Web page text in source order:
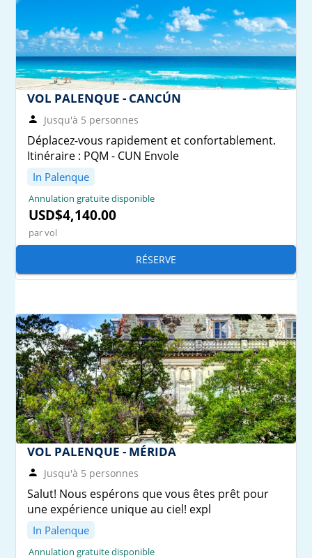
VOL PALENQUE - CANCÚN
Jusqu'à 5 personnes
Déplacez-vous rapidement et confortablement.
Itinéraire : PQM - CUN Envole
In Palenque
Annulation gratuite disponible
USD$4,140.00
par vol
RÉSERVE
VOL PALENQUE - MÉRIDA
Jusqu'à 5 personnes
Salut! Nous espérons que vous êtes prêt pour
une expérience unique au ciel! expl
In Palenque
Annulation gratuite disponible